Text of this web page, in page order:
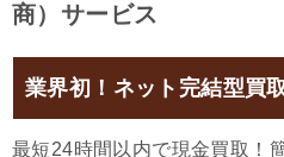
商）サービス
業界初！ネット完結型買
最短24時間以内で現金買取！